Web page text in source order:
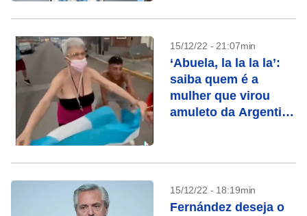
15/12/22 - 21:07min
‘Abuela, la la la la’:
saiba quem é a
mulher que virou
amuleto da Argentina
15/12/22 - 18:19min
Fernández deseja o